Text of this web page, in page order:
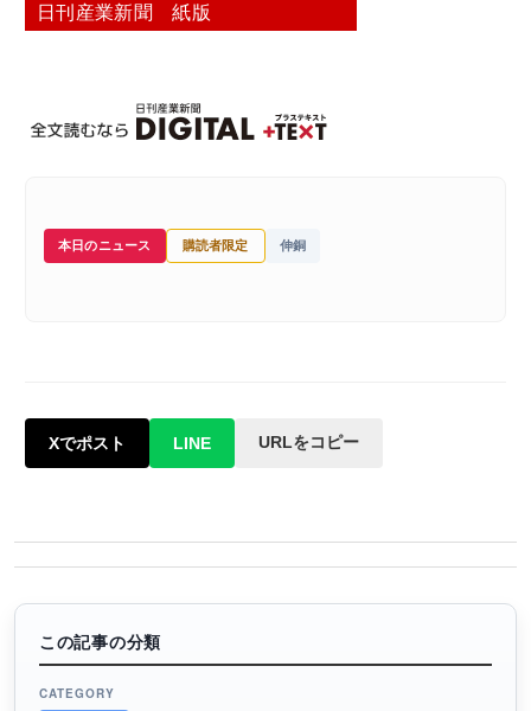
日刊産業新聞 紙版
本日のニュース 購読者限定 伸銅
Xでポスト LINE URLをコピー
この記事の分類
CATEGORY